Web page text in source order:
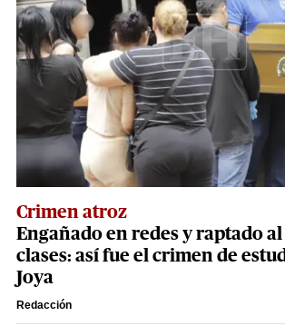
Crimen atroz
Engañado en redes y raptado
clases: así fue el crimen de
Joya
Redacción